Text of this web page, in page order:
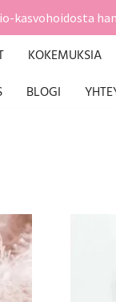
kasvohoidosta
KOKEMUKSIA
BLOGI